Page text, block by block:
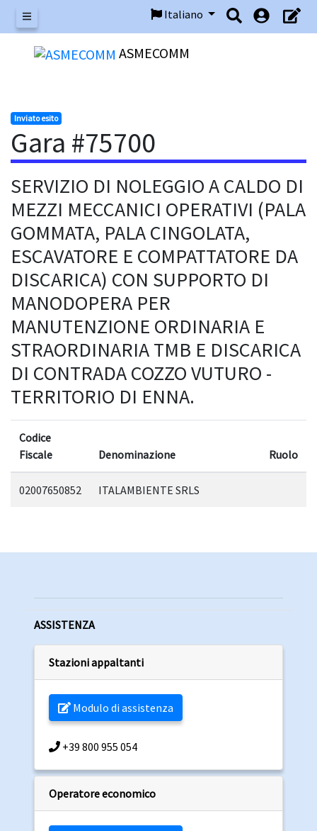
Menu
Italiano
ASMECOMM
Inviato esito
Gara #75700
SERVIZIO DI NOLEGGIO A CALDO DI
MEZZI MECCANICI OPERATIVI (PALA
GOMMATA, PALA CINGOLATA,
ESCAVATORE E COMPATTATORE DA
DISCARICA) CON SUPPORTO DI
MANODOPERA PER
MANUTENZIONE ORDINARIA E
STRAORDINARIA TMB E DISCARICA
DI CONTRADA COZZO VUTURO -
TERRITORIO DI ENNA.
Codice
Fiscale
Denominazione Ruolo
02007650852 ITALAMBIENTE SRLS
ASSISTENZA
Stazioni appaltanti
Modulo di assistenza
+39 800 955 054
Operatore economico